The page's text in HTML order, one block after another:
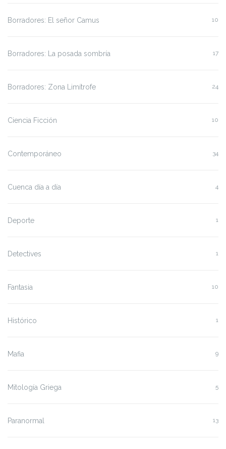
Borradores: El señor Camus 10
Borradores: La posada sombría 17
Borradores: Zona Limítrofe 24
Ciencia Ficción 10
Contemporáneo 34
Cuenca día a día 4
Deporte 1
Detectives 1
Fantasia 10
Histórico 1
Mafia 9
Mitología Griega 5
Paranormal 13